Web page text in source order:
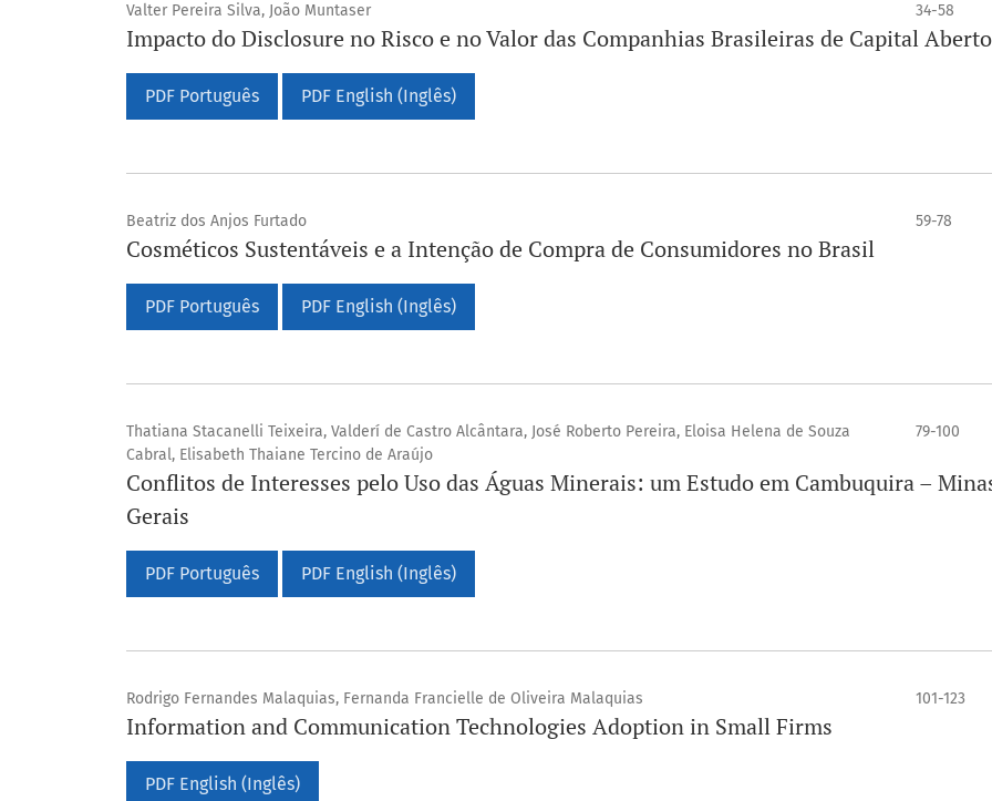
Valter Pereira Silva, João Muntaser 34-58
Impacto do Disclosure no Risco e no Valor das Companhias Brasileiras de Capital Aberto
PDF Português PDF English (Inglês)
Beatriz dos Anjos Furtado 59-78
Cosméticos Sustentáveis e a Intenção de Compra de Consumidores no Brasil
PDF Português PDF English (Inglês)
Thatiana Stacanelli Teixeira, Valderí de Castro Alcântara, José Roberto Pereira, Eloisa Helena de Souza
Cabral, Elisabeth Thaiane Tercino de Araújo
79-100
Conflitos de Interesses pelo Uso das Águas Minerais: um Estudo em Cambuquira –
Gerais
PDF Português PDF English (Inglês)
Rodrigo Fernandes Malaquias, Fernanda Francielle de Oliveira Malaquias 101-123
Information and Communication Technologies Adoption in Small Firms
PDF English (Inglês)